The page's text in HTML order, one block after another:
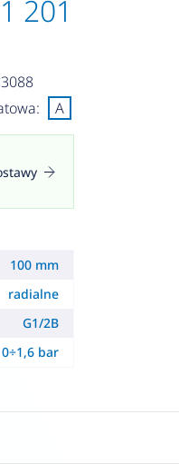
201
A
100 mm
radialne
G1/2B
0÷1,6 bar